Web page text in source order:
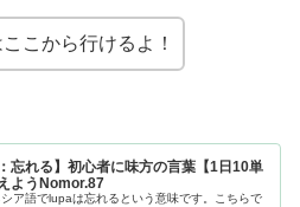
こから行けるよ！
忘れる】初心者に味方の言葉【1日10単
ようNomor.87
ア語でlupaは忘れるという意味です。こちらで